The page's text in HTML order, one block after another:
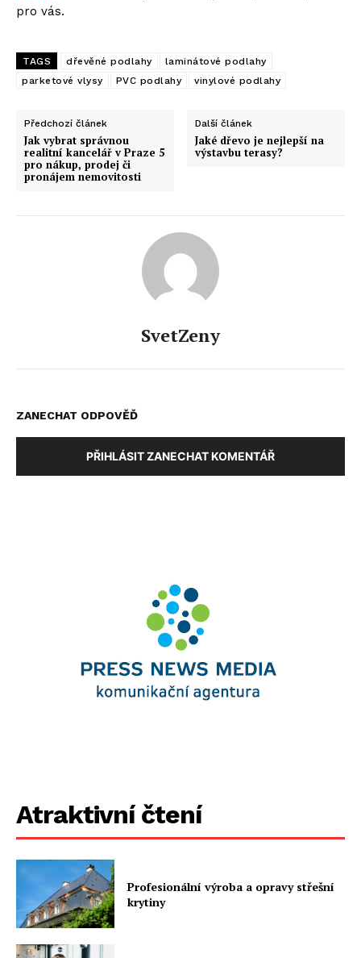
pro vás.
TAGS dřevěné podlahy
laminátové podlahy
parketové vlysy
PVC podlahy vinylové podlahy
Předchozí článek
Jak vybrat správnou
realitní kancelář v Praze 5
pro nákup, prodej či
pronájem nemovitosti
Další článek
Jaké dřevo je nejlepší na
výstavbu terasy?
SvetZeny
ZANECHAT ODPOVĚĎ
PŘIHLÁSIT ZANECHAT KOMENTÁŘ
Atraktivní čtení
Profesionální výroba a opravy střešní
krytiny